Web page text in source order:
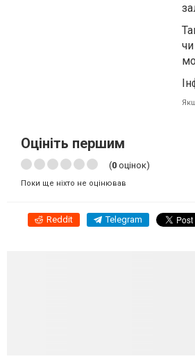
Оцініть першим
(0 оцінок)
Поки ще ніхто не оцінював
Reddit Telegram